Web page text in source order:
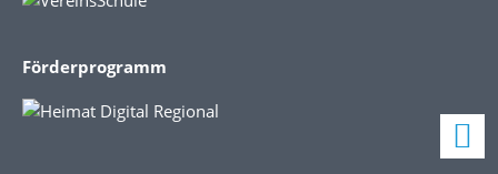
Förderprogramm